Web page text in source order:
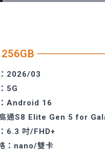
2026/03
5G
Android 16
通S8 Elite Gen 5 for
6.3 吋/FHD+
：nano/雙卡